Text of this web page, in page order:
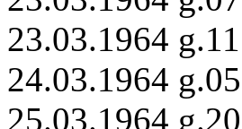
23.03.1964
24.03.1964
25.03.1964